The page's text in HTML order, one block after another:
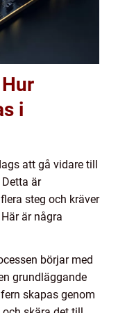
i
att gå vidare till
är
steg och kräver
är några
börjar med
grundläggande
skapas genom